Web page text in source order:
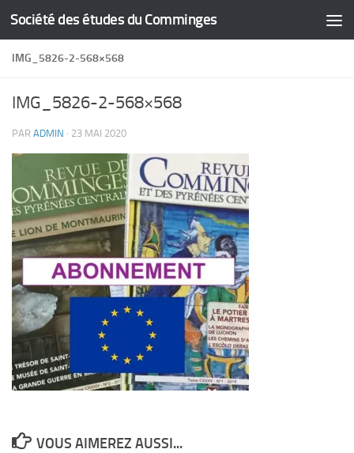
Skip to content
Société des études du Comminges
IMG_5826-2-568×568
IMG_5826-2-568×568
PAR ADMIN · 23 MAI 2020
VOUS AIMEREZ AUSSI...